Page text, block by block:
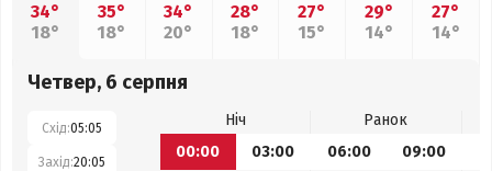
34°
18°
35°
18°
34°
20°
28°
18°
27°
15°
29°
14°
27°
14°
Четвер, 6 серпня
Схід:05:05
Захід:20:05
Ніч
Ранок
00:00
03:00 06:00 09:00